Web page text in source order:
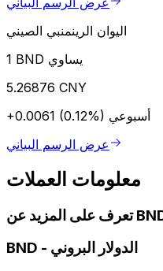
اليوان الرينمنبي الصيني
1 BND يساوي
5.26876 CNY
+0.0061 (0.12%) أسبوعي
عرض الرسم البياني
معلومات العملات
BND - الدولار البروني